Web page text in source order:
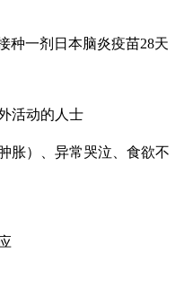
种一剂日本脑炎疫苗28天
活动的人士
胀）、异常哭泣、食欲不